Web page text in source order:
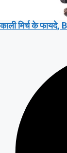
काली मिर्च के